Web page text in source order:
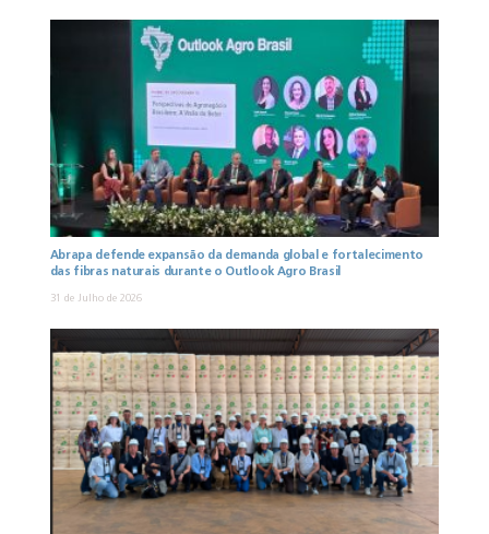
Abrapa defende expansão da demanda global e fortalecimento
das fibras naturais durante o Outlook Agro Brasil
31 de Julho de 2026